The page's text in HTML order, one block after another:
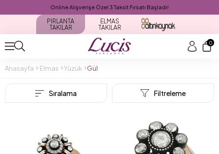
Online Alışverişe Özel 3 Taksit Fırsatı Başladı!
PIRLANTA
TAKILAR
ELMAS
TAKILAR
0
Anasayfa Elmas Yüzük Gül
Filtreleme
Sıralama